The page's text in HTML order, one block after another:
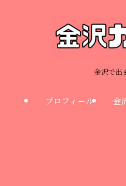
金沢で出
プロフィール 金